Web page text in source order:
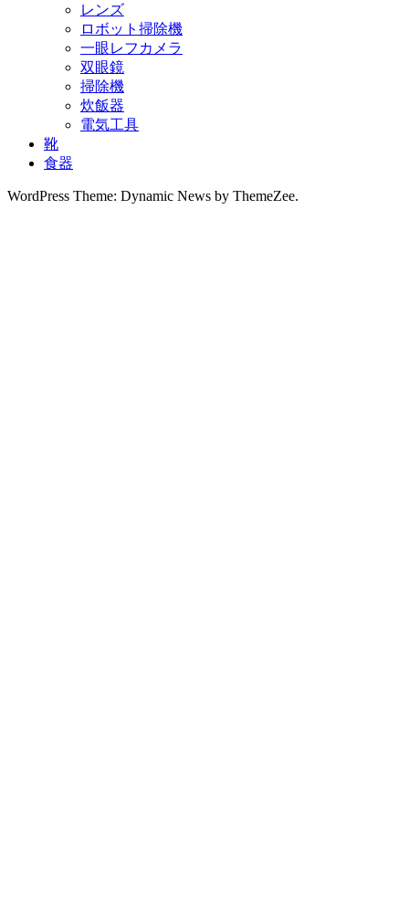
レンズ
ロボット掃除機
一眼レフカメラ
双眼鏡
掃除機
炊飯器
電気工具
靴
食器
WordPress Theme: Dynamic News by ThemeZee.